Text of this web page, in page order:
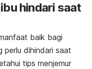
hindari saat
baik bagi
perlu dihindari saat
tips menjemur